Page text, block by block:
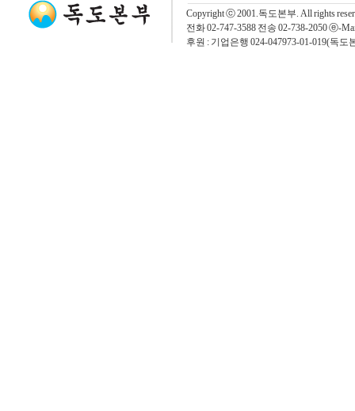
Copyright ⓒ 2001.독도본부. All rights
전화 02-747-3588 전송 02-738-2050 ⓔ-
후원 : 기업은행 024-047973-01-019(독도